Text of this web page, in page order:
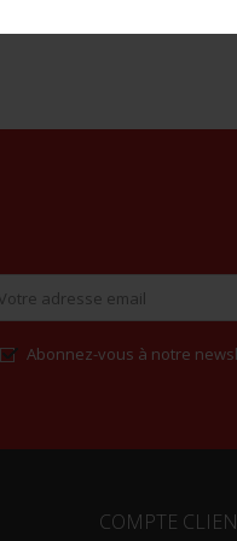
Abonnez-vous à notre
COMPTE